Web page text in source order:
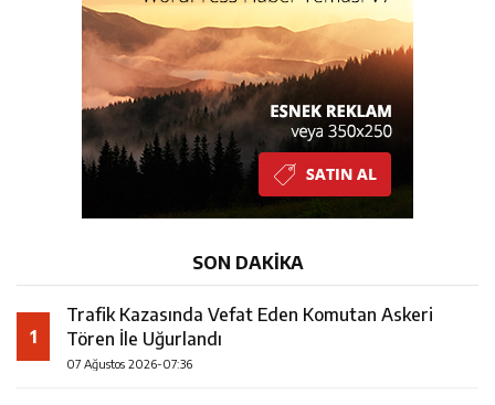
23:28 ÖĞRETMENLER MUTLULUĞA İMZA ATTILAR
Trafik Kazasında Vefat Eden Komutan Askeri Tören İle
Uğurlandı
SON DAKİKA
1
Trafik Kazasında Vefat Eden Komutan Askeri
Tören İle Uğurlandı
07 Ağustos 2026-07:36